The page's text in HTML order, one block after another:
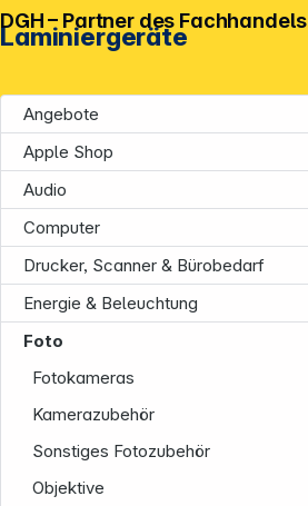
Laminiergeräte
Angebote
Apple Shop
Audio
Computer
Drucker, Scanner & Bürobedarf
Energie & Beleuchtung
Foto
Fotokameras
Kamerazubehör
Sonstiges Fotozubehör
Objektive
DGH – Partner des Fachhandels